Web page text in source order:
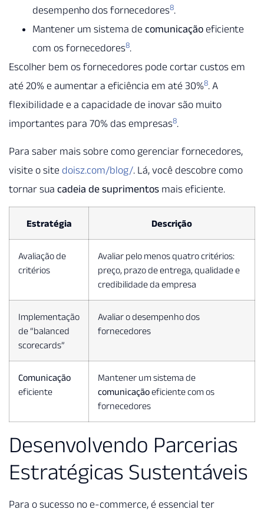
desempenho dos fornecedores8.
Mantener um sistema de comunicação eficiente
com os fornecedores8.
Escolher bem os fornecedores pode cortar custos em
até 20% e aumentar a eficiência em até 30%8. A
flexibilidade e a capacidade de inovar são muito
importantes para 70% das empresas8.
Para saber mais sobre como gerenciar fornecedores,
visite o site doisz.com/blog/. Lá, você descobre como
tornar sua cadeia de suprimentos mais eficiente.
Estratégia Descrição
Avaliação de
critérios
Avaliar pelo menos quatro critérios:
preço, prazo de entrega, qualidade e
credibilidade da empresa
Implementação
de “balanced
scorecards”
Avaliar o desempenho dos
fornecedores
Comunicação
eficiente
Mantener um sistema de
comunicaçãoeficiente com os
fornecedores
Desenvolvendo Parcerias
Estratégicas Sustentáveis
Para o sucesso no e-commerce, é essencial ter